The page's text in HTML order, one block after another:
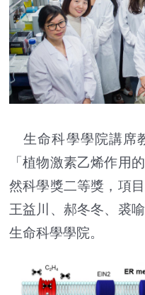
生命科學學院講席
「植物激素乙烯作用
然科學獎二等獎，項
王益川、郝冬冬、裘
生命科學學院。